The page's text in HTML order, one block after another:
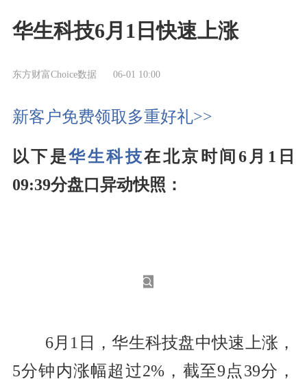
华生科技6月1日快速上涨
东方财富Choice数据 06-01 10:00
新客户免费领取多重好礼>>
以下是华生科技在北京时间6月1日
09:39分盘口异动快照：
6月1日，华生科技盘中快速上涨，
5分钟内涨幅超过2%，截至9点39分，